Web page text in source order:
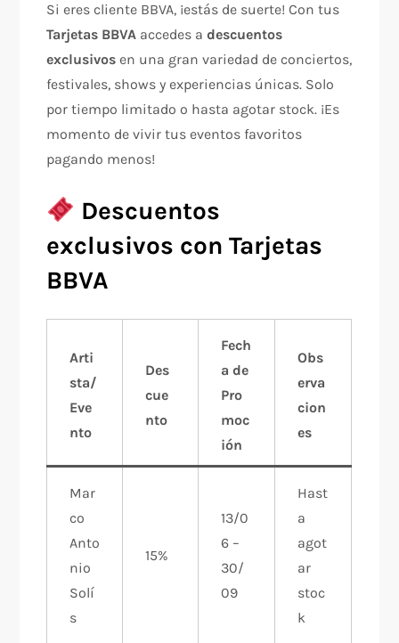
Si eres cliente BBVA, ¡estás de suerte! Con tus
Tarjetas BBVA accedes adescuentos
exclusivos en una gran variedad de conciertos,
festivales, shows y experiencias únicas. Solo
por tiempo limitado o hasta agotar stock. ¡Es
momento de vivir tus eventos favoritos
pagando menos!
Descuentos
exclusivos con Tarjetas
BBVA
Arti
sta/
Eve
nto
Des
cue
nto
Fech
a de
Pro
moc
ión
Obs
erva
cion
es
Mar
co
Anto
nio
Solí
s
15%
13/0
6 –
30/
09
Hast
a
agot
ar
stoc
k